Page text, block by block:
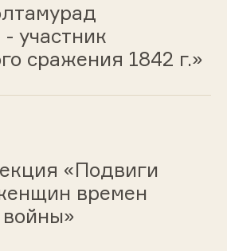
участник
сражения 1842 г.»
«Подвиги
времен
войны»